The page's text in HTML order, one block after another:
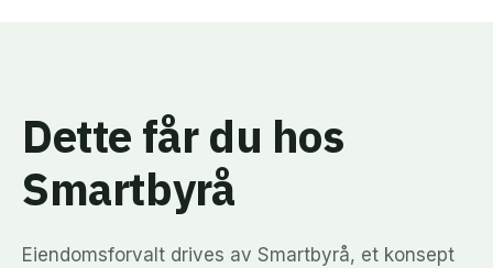
Dette får du hos
Smartbyrå
Eiendomsforvalt drives av Smartbyrå, et konsept